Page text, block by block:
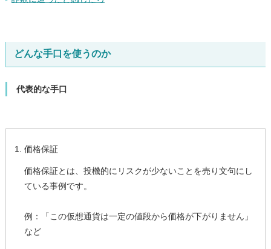
どんな手口を使うのか
代表的な手口
価格保証
価格保証とは、投機的にリスクが少ないことを売り文句にし
ている事例です。
例：「この仮想通貨は一定の値段から価格が下がりません」
など